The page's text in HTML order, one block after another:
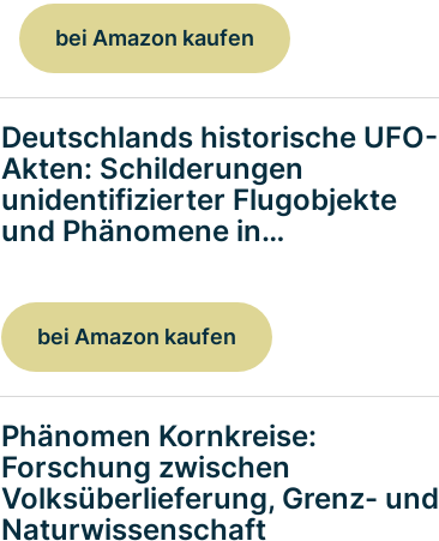
bei Amazon kaufen
Deutschlands historische UFO-
Akten: Schilderungen
unidentifizierter Flugobjekte
und Phänomene in…
bei Amazon kaufen
Phänomen Kornkreise:
Forschung zwischen
Volksüberlieferung, Grenz- und
Naturwissenschaft